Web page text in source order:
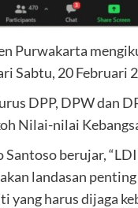
Purwakarta
Sabtu, 20 Februari
DPP, DPW dan
Nilai-nilai
berujar,
landasan
yang harus dijaga